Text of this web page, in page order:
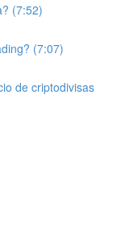
(7:52)
(7:07)
de criptodivisas